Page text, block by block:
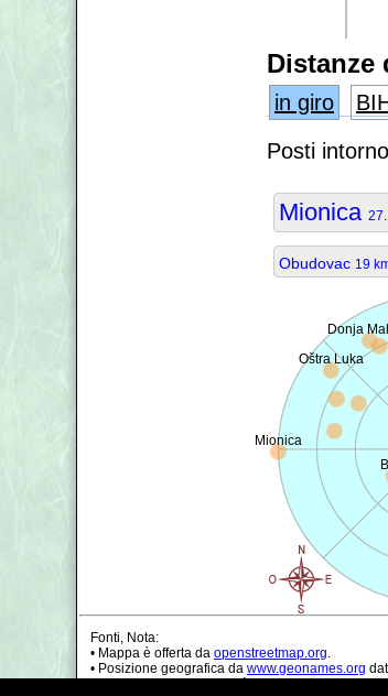
Distanze
in giro
Posti
Mionica
Obudovac 19
Mionica
Donja
Oštra Luka
Fonti, Nota:
• Mappa è offerta da openstreetmap.org.
• Posizione geografica da www.geonames.org